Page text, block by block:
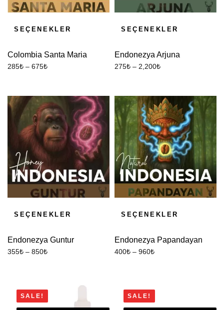
SEÇENEKLER
Colombia Santa Maria
285₺ – 675₺
SEÇENEKLER
Endonezya Arjuna
275₺ – 2,200₺
SEÇENEKLER
Endonezya Guntur
355₺ – 850₺
SEÇENEKLER
Endonezya Papandayan
400₺ – 960₺
SALE! SALE!